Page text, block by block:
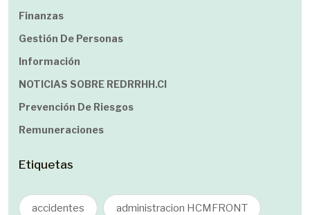
Finanzas
Gestión De Personas
Información
NOTICIAS SOBRE REDRRHH.cl
Prevención De Riesgos
Remuneraciones
Etiquetas
accidentes administracion HCMFRONT